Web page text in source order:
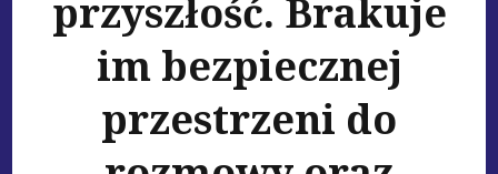
przyszłość. Brakuje
im bezpiecznej
przestrzeni do